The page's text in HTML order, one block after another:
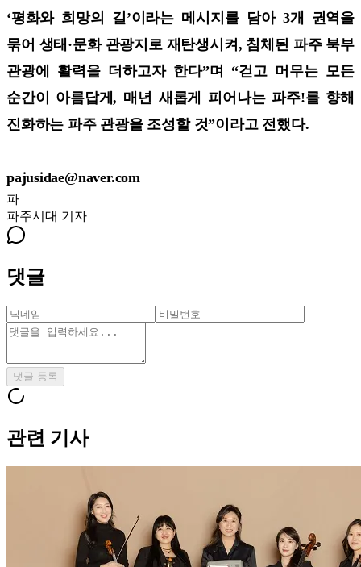
‘평화와 희망의 길’이라는 메시지를 담아 3개 권역을
묶어 생태·문화 관광지로 재탄생시켜, 침체된 파주 북부
관광에 활력을 더하고자 한다”며 “걷고 머무는 모든
순간이 아름답게, 매년 새롭게 피어나는 파주!를 향해
진화하는 파주 관광을 조성할 것”이라고 전했다.
pajusidae@naver.com
파
파주시대 기자
댓글
댓글 등록
관련 기사